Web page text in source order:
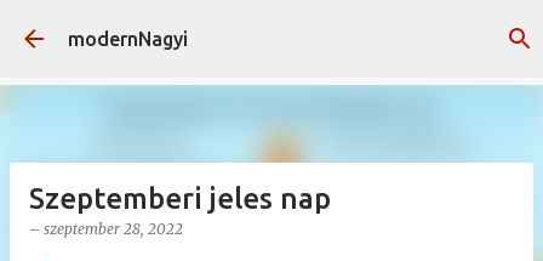
Ugrás a fő tartalomra
modernNagyi
Szeptemberi jeles nap
– szeptember 28, 2022